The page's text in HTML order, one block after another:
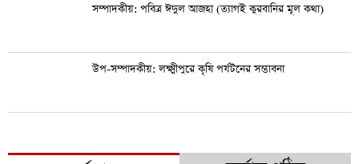
সম্পাদকীয়: পবিত্র ঈদুল আজহা (ত্যাগই কুরবানির মূল কথা)
উপ-সম্পাদকীয়: লক্ষ্মীপুরে কৃষি পর্যটনের সম্ভাবনা